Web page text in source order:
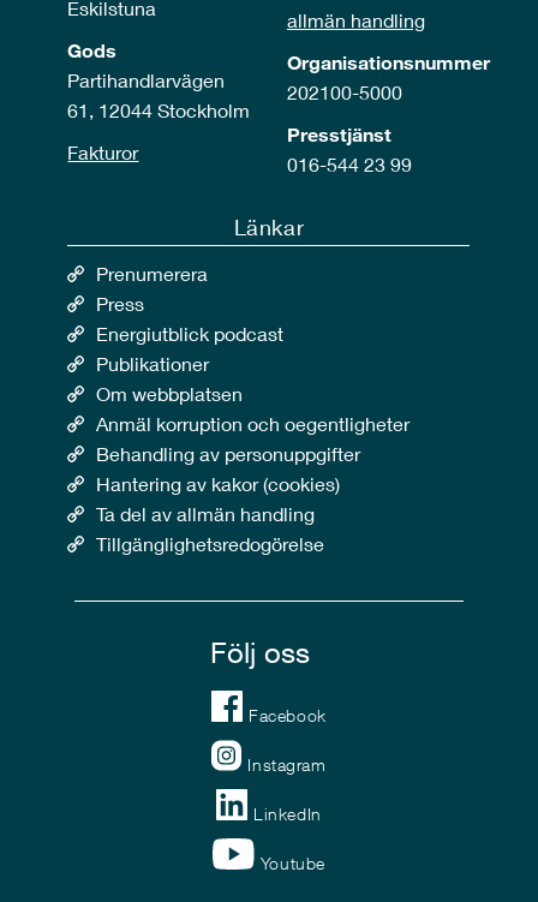
Eskilstuna
Gods
Partihandlarvägen
61, 12044 Stockholm
Fakturor
allmän handling
Organisationsnummer
202100-5000
Presstjänst
016-544 23 99
Länkar
Prenumerera
Press
Energiutblick podcast
Publikationer
Om webbplatsen
Anmäl korruption och oegentligheter
Behandling av personuppgifter
Hantering av kakor (cookies)
Ta del av allmän handling
Tillgänglighetsredogörelse
Följ oss
Facebook
Instagram
LinkedIn
Youtube